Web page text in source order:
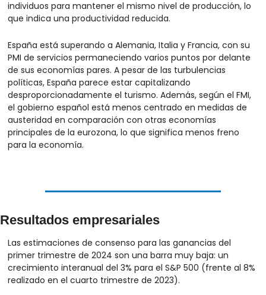
individuos para mantener el mismo nivel de producción, lo
que indica una productividad reducida.
España está superando a Alemania, Italia y Francia, con su
PMI de servicios permaneciendo varios puntos por delante
de sus economías pares. A pesar de las turbulencias
políticas, España parece estar capitalizando
desproporcionadamente el turismo. Además, según el FMI,
el gobierno español está menos centrado en medidas de
austeridad en comparación con otras economías
principales de la eurozona, lo que significa menos freno
para la economía.
Resultados empresariales
Las estimaciones de consenso para las ganancias del
primer trimestre de 2024 son una barra muy baja: un
crecimiento interanual del 3% para el S&P 500 (frente al 8%
realizado en el cuarto trimestre de 2023).